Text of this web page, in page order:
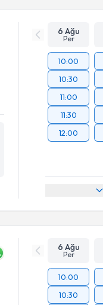
6 Ağu
Per
10:00
10:30
11:00
11:30
12:00
6 Ağu
Per
10:00
10:30